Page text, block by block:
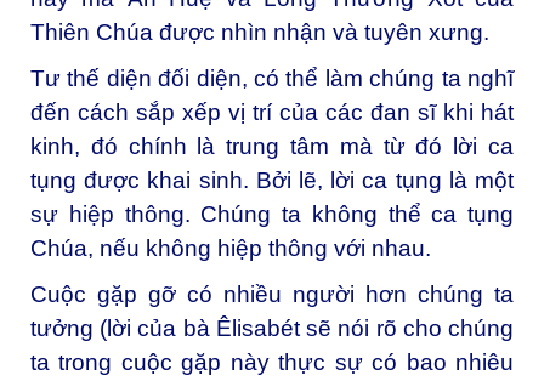
Thiên Chúa được nhìn nhận và tuyên xưng.
Tư thế diện đối diện, có thể làm chúng ta nghĩ
đến cách sắp xếp vị trí của các đan sĩ khi hát
kinh, đó chính là trung tâm mà từ đó lời ca
tụng được khai sinh. Bởi lẽ, lời ca tụng là một
sự hiệp thông. Chúng ta không thể ca tụng
Chúa, nếu không hiệp thông với nhau.
Cuộc gặp gỡ có nhiều người hơn chúng ta
tưởng (lời của bà Êlisabét sẽ nói rõ cho chúng
ta trong cuộc gặp này thực sự có bao nhiêu